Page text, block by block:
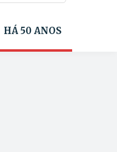
HÁ 50 ANOS